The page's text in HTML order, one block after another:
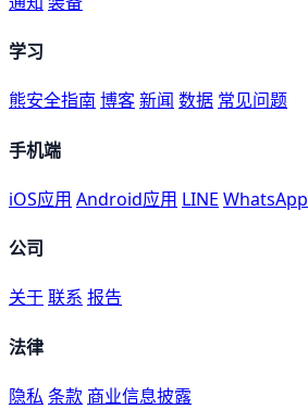
学习
熊安全指南 博客新闻 数据 常见问题
手机端
iOS应用 Android应用 LINE WhatsApp
公司
关于联系 报告
法律
隐私 条款 商业信息披露